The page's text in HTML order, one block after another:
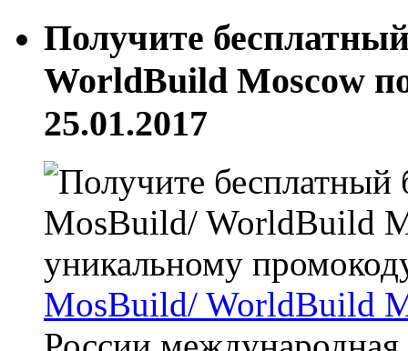
Получите
WorldBuild Moscow
25.01.2017
MosBuild/ WorldBuild